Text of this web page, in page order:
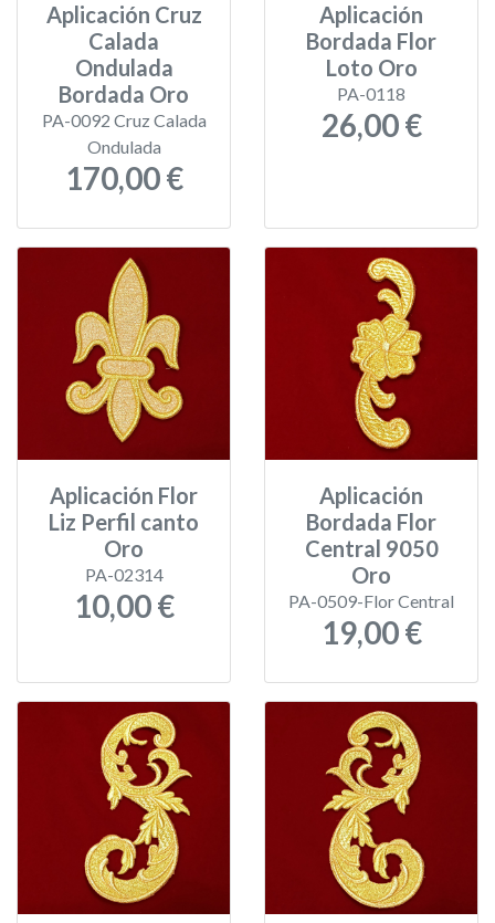
Aplicación Cruz
Calada
Ondulada
Bordada Oro
PA-0092 Cruz Calada
Ondulada
170,00 €
Aplicación
Bordada Flor
Loto Oro
PA-0118
26,00 €
Aplicación Flor
Liz Perfil canto
Oro
PA-02314
10,00 €
Aplicación
Bordada Flor
Central 9050
Oro
PA-0509-Flor Central
19,00 €